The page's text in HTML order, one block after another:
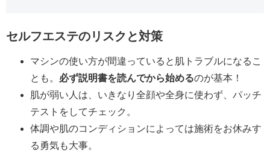
セルフエステのリスクと対策
マシンの使い方が間違っていると肌トラブルになるこ
とも。 必ず説明書を読んでから始めるのが基本！
肌が弱い人は、いきなり全顔や全身に使わず、パッチ
テストをしてチェック。
体調や肌のコンディションによっては施術をお休みす
る勇気も大事。